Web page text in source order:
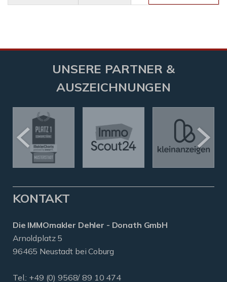
UNSERE PARTNER &
AUSZEICHNUNGEN
KONTAKT
Die IMMOmakler Dehler - Donath GmbH
Arnoldplatz 5
96465 Neustadt bei Coburg
Tel.: +49 (0) 9568/ 89 10 474